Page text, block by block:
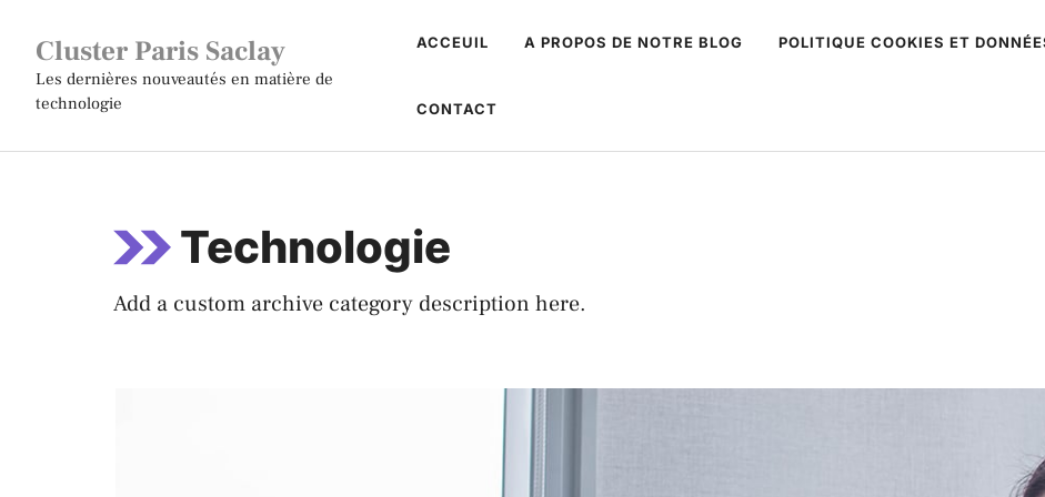
contenu
Cluster Paris Saclay
Les dernières nouveautés en matière de
technologie
ACCEUIL A PROPOS DE NOTRE BLOG POLITIQUE COOKIES ET
CONTACT
Technologie
Add a custom archive category description here.